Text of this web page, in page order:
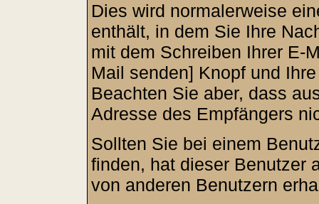
Dies wird normalerweise
enthält, in dem Sie Ihre
mit dem Schreiben Ihrer E-
Mail senden] Knopf und
Beachten Sie aber, dass
Adresse des Empfängers
Sollten Sie bei einem
finden, hat dieser Benutzer
von anderen Benutzern